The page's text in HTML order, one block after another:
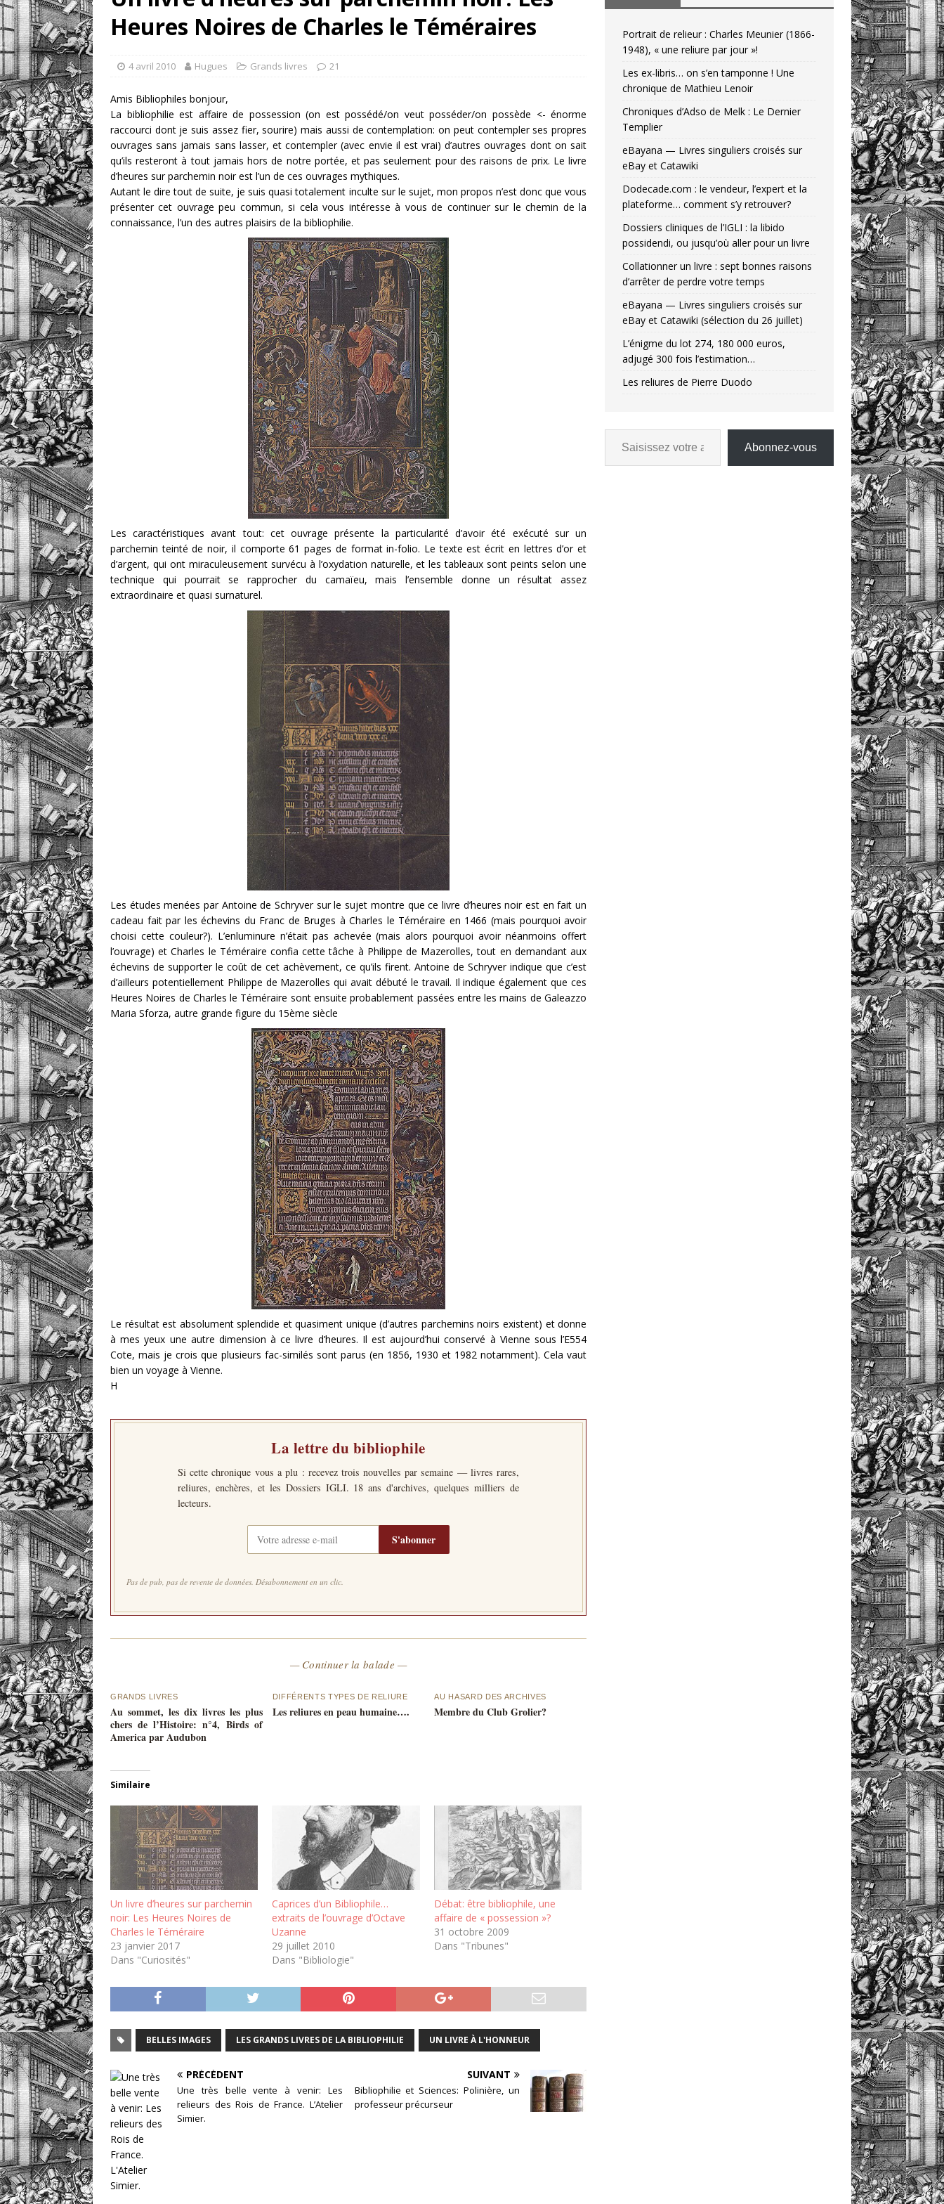
retrouver?
DIVERS
DIVERS
Heures Noires de Charles le Téméraires
4 avril 2010 Hugues Grands livres 21
Amis Bibliophiles bonjour,
La bibliophilie est affaire de possession (on est possédé/on veut posséder/on possède <- énorme
raccourci dont je suis assez fier, sourire) mais aussi de contemplation: on peut contempler ses propres
ouvrages sans jamais sans lasser, et contempler (avec envie il est vrai) d’autres ouvrages dont on sait
qu’ils resteront à tout jamais hors de notre portée, et pas seulement pour des raisons de prix. Le livre
d’heures sur parchemin noir est l’un de ces ouvrages mythiques.
Autant le dire tout de suite, je suis quasi totalement inculte sur le sujet, mon propos n’est donc que vous
présenter cet ouvrage peu commun, si cela vous intéresse à vous de continuer sur le chemin de la
connaissance, l’un des autres plaisirs de la bibliophilie.
Les caractéristiques avant tout: cet ouvrage présente la particularité d’avoir été exécuté sur un
parchemin teinté de noir, il comporte 61 pages de format in-folio. Le texte est écrit en lettres d’or et
d’argent, qui ont miraculeusement survécu à l’oxydation naturelle, et les tableaux sont peints selon une
technique qui pourrait se rapprocher du camaïeu, mais l’ensemble donne un résultat assez
extraordinaire et quasi surnaturel.
Les études menées par Antoine de Schryver sur le sujet montre que ce livre d’heures noir est en fait un
cadeau fait par les échevins du Franc de Bruges à Charles le Téméraire en 1466 (mais pourquoi avoir
choisi cette couleur?). L’enluminure n’était pas achevée (mais alors pourquoi avoir néanmoins offert
l’ouvrage) et Charles le Téméraire confia cette tâche à Philippe de Mazerolles, tout en demandant aux
échevins de supporter le coût de cet achèvement, ce qu’ils firent. Antoine de Schryver indique que c’est
d’ailleurs potentiellement Philippe de Mazerolles qui avait débuté le travail. Il indique également que ces
Heures Noires de Charles le Téméraire sont ensuite probablement passées entre les mains de Galeazzo
Maria Sforza, autre grande figure du 15ème siècle
Le résultat est absolument splendide et quasiment unique (d’autres parchemins noirs existent) et donne
à mes yeux une autre dimension à ce livre d’heures. Il est aujourd’hui conservé à Vienne sous l’E554
Cote, mais je crois que plusieurs fac-similés sont parus (en 1856, 1930 et 1982 notamment). Cela vaut
bien un voyage à Vienne.
H
La lettre du bibliophile
Si cette chronique vous a plu : recevez trois nouvelles par semaine — livres rares,
reliures, enchères, et les Dossiers IGLI. 18 ans d'archives, quelques milliers de
lecteurs.
S'abonner
Pas de pub, pas de revente de données. Désabonnement en un clic.
— Continuer la balade —
GRANDS LIVRES
Au sommet, les dix livres les plus
chers de l’Histoire: n°4, Birds of
America par Audubon
DIFFÉRENTS TYPES DE RELIURE
Les reliures en peau humaine….
AU HASARD DES ARCHIVES
Membre du Club Grolier?
Similaire
Un livre d’heures sur parchemin
noir: Les Heures Noires de
Charles le Téméraire
23 janvier 2017
Dans "Curiosités"
Caprices d’un Bibliophile…
extraits de l’ouvrage d’Octave
Uzanne
29 juillet 2010
Dans "Bibliologie"
Débat: être bibliophile, une
affaire de « possession »?
31 octobre 2009
Dans "Tribunes"
BELLES IMAGES LES GRANDS LIVRES DE LA BIBLIOPHILIE UN LIVRE À L'HONNEUR
PRÉCÉDENT
Une très belle vente à venir: Les
relieurs des Rois de France. L’Atelier
Simier.
SUIVANT
Bibliophilie et Sciences: Polinière, un
professeur précurseur
Portrait de relieur : Charles Meunier (1866-
1948), « une reliure par jour »!
Les ex-libris… on s’en tamponne ! Une
chronique de Mathieu Lenoir
Chroniques d’Adso de Melk : Le Dernier
Templier
eBayana — Livres singuliers croisés sur
eBay et Catawiki
Dodecade.com : le vendeur, l’expert et la
plateforme… comment s’y retrouver?
Dossiers cliniques de l’IGLI : la libido
possidendi, ou jusqu’où aller pour un livre
Collationner un livre : sept bonnes raisons
d’arrêter de perdre votre temps
eBayana — Livres singuliers croisés sur
eBay et Catawiki (sélection du 26 juillet)
L’énigme du lot 274, 180 000 euros,
adjugé 300 fois l’estimation…
Les reliures de Pierre Duodo
Abonnez-vous